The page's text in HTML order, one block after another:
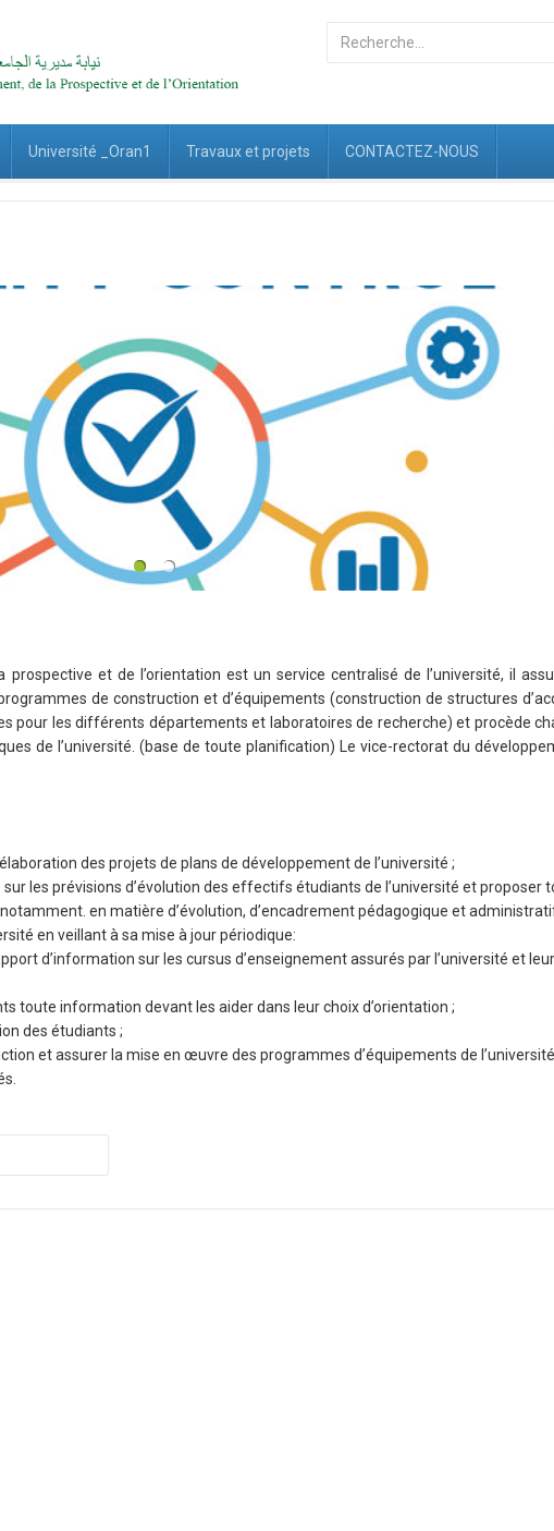
Rechercher
Université _Oran1 Travaux et projets CONTACTEZ-NOUS
prospective et de l’orientation est un service centralisé de l’université, il
de construction et d’équipements (construction de structures
pour les différents départements et laboratoires de recherche) et procède
de l’université. (base de toute planification) Le vice-rectorat du
des projets de plans de développement de l’université ;
les prévisions d’évolution des effectifs étudiants de l’université et proposer
en matière d’évolution, d’encadrement pédagogique et
en veillant à sa mise à jour périodique:
d’information sur les cursus d’enseignement assurés par l’université et
toute information devant les aider dans leur choix d’orientation ;
des étudiants ;
et assurer la mise en œuvre des programmes d’équipements de